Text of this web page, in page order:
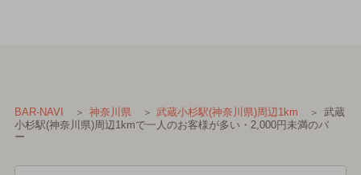
BAR-NAVI 神奈川県 武蔵小杉駅(神奈川県)周辺1km
武蔵
小杉駅(神奈川県)周辺1kmで一人のお客様が多い・2,000円未満のバ
ー